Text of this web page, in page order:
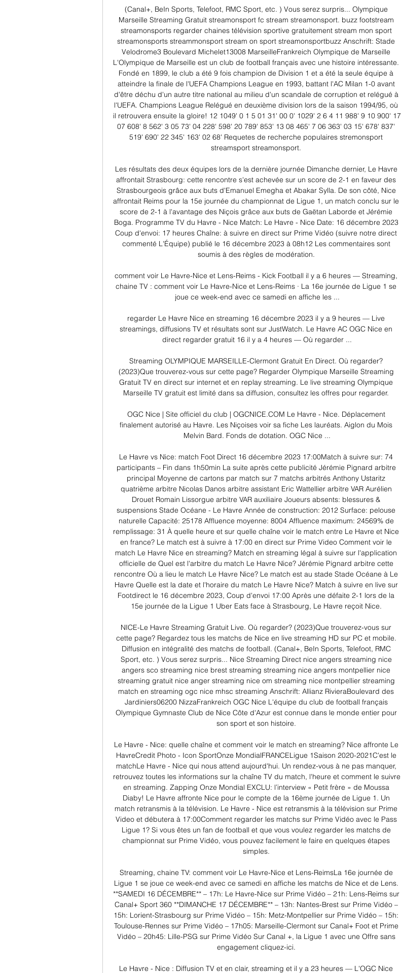
(Canal+, BeIn Sports, Telefoot, RMC Sport, etc. ) Vous serez surpris... Olympique
Marseille Streaming Gratuit streamonsport fc stream streamonsport. buzz footstream
streamonsports regarder chaines télévision sportive gratuitement stream mon sport
streamonsports streammonsport stream on sport streamonsportbuzz Anschrift: Stade
Velodrome3 Boulevard Michelet13008 MarseilleFrankreich Olympique de Marseille
L'Olympique de Marseille est un club de football français avec une histoire intéressante.
Fondé en 1899, le club a été 9 fois champion de Division 1 et a été la seule équipe à
atteindre la finale de l'UEFA Champions League en 1993, battant l'AC Milan 1-0 avant
d'être déchu d'un autre titre national au milieu d'un scandale de corruption et relégué à
l'UEFA. Champions League Relégué en deuxième division lors de la saison 1994/95, où
il retrouvera ensuite la gloire! 12 1049' 0 1 5 01 31' 00 0' 1029' 2 6 4 11 988' 9 10 900' 17
07 608' 8 562' 3 05 73' 04 228' 598' 20 789' 853' 13 08 465' 7 06 363' 03 15' 678' 837'
519' 690' 22 345' 163' 02 68' Requetes de recherche populaires stremonsport
streamsport streamonsport.
Les résultats des deux équipes lors de la dernière journée Dimanche dernier, Le Havre
affrontait Strasbourg: cette rencontre s'est achevée sur un score de 2-1 en faveur des
Strasbourgeois grâce aux buts d'Emanuel Emegha et Abakar Sylla. De son côté, Nice
affrontait Reims pour la 15e journée du championnat de Ligue 1, un match conclu sur le
score de 2-1 à l'avantage des Niçois grâce aux buts de Gaëtan Laborde et Jérémie
Boga. Programme TV du Havre - Nice Match: Le Havre - Nice Date: 16 décembre 2023
Coup d'envoi: 17 heures Chaîne: à suivre en direct sur Prime Vidéo (suivre notre direct
commenté L'Équipe) publié le 16 décembre 2023 à 08h12 Les commentaires sont
soumis à des règles de modération.
comment voir Le Havre-Nice et Lens-Reims - Kick Football il y a 6 heures — Streaming,
chaine TV : comment voir Le Havre-Nice et Lens-Reims · La 16e journée de Ligue 1 se
joue ce week-end avec ce samedi en affiche les ...
regarder Le Havre Nice en streaming 16 décembre 2023 il y a 9 heures — Live
streamings, diffusions TV et résultats sont sur JustWatch. Le Havre AC OGC Nice en
direct regarder gratuit 16 il y a 4 heures — Où regarder ...
Streaming OLYMPIQUE MARSEILLE-Clermont Gratuit En Direct. Où regarder?
(2023)Que trouverez-vous sur cette page? Regarder Olympique Marseille Streaming
Gratuit TV en direct sur internet et en replay streaming. Le live streaming Olympique
Marseille TV gratuit est limité dans sa diffusion, consultez les offres pour regarder.
OGC Nice | Site officiel du club | OGCNICE.COM Le Havre - Nice. Déplacement
finalement autorisé au Havre. Les Niçoises voir sa fiche Les lauréats. Aiglon du Mois
Melvin Bard. Fonds de dotation. OGC Nice ...
Le Havre vs Nice: match Foot Direct 16 décembre 2023 17:00Match à suivre sur: 74
participants – Fin dans 1h50min La suite après cette publicité Jérémie Pignard arbitre
principal Moyenne de cartons par match sur 7 matchs arbitrés Anthony Ustaritz
quatrième arbitre Nicolas Danos arbitre assistant Eric Wattellier arbitre VAR Aurélien
Drouet Romain Lissorgue arbitre VAR auxiliaire Joueurs absents: blessures &
suspensions Stade Océane - Le Havre Année de construction: 2012 Surface: pelouse
naturelle Capacité: 25178 Affluence moyenne: 8004 Affluence maximum: 24569% de
remplissage: 31 À quelle heure et sur quelle chaîne voir le match entre Le Havre et Nice
en france? Le match est à suivre à 17:00 en direct sur Prime Video Comment voir le
match Le Havre Nice en streaming? Match en streaming légal à suivre sur l'application
officielle de Quel est l'arbitre du match Le Havre Nice? Jérémie Pignard arbitre cette
rencontre Où a lieu le match Le Havre Nice? Le match est au stade Stade Océane à Le
Havre Quelle est la date et l'horaire du match Le Havre Nice? Match à suivre en live sur
Footdirect le 16 décembre 2023, Coup d'envoi 17:00 Après une défaite 2-1 lors de la
15e journée de la Ligue 1 Uber Eats face à Strasbourg, Le Havre reçoit Nice.
NICE-Le Havre Streaming Gratuit Live. Où regarder? (2023)Que trouverez-vous sur
cette page? Regardez tous les matchs de Nice en live streaming HD sur PC et mobile.
Diffusion en intégralité des matchs de football. (Canal+, BeIn Sports, Telefoot, RMC
Sport, etc. ) Vous serez surpris... Nice Streaming Direct nice angers streaming nice
angers sco streaming nice brest streaming streaming nice angers montpellier nice
streaming gratuit nice anger streaming nice om streaming nice montpellier streaming
match en streaming ogc nice mhsc streaming Anschrift: Allianz RivieraBoulevard des
Jardiniers06200 NizzaFrankreich OGC Nice L'équipe du club de football français
Olympique Gymnaste Club de Nice Côte d'Azur est connue dans le monde entier pour
son sport et son histoire.
Le Havre - Nice: quelle chaîne et comment voir le match en streaming? Nice affronte Le
HavreCredit Photo - Icon SportOnze MondialFRANCELigue 1Saison 2020-2021C'est le
matchLe Havre - Nice qui nous attend aujourd'hui. Un rendez-vous à ne pas manquer,
retrouvez toutes les informations sur la chaîne TV du match, l'heure et comment le suivre
en streaming. Zapping Onze Mondial EXCLU: l’interview « Petit frère » de Moussa
Diaby! Le Havre affronte Nice pour le compte de la 16ème journée de Ligue 1. Un
match retransmis à la télévision. Le Havre - Nice est retransmis à la télévision sur Prime
Video et débutera à 17:00Comment regarder les matchs sur Prime Vidéo avec le Pass
Ligue 1? Si vous êtes un fan de football et que vous voulez regarder les matchs de
championnat sur Prime Vidéo, vous pouvez facilement le faire en quelques étapes
simples.
Streaming, chaine TV: comment voir Le Havre-Nice et Lens-ReimsLa 16e journée de
Ligue 1 se joue ce week-end avec ce samedi en affiche les matchs de Nice et de Lens.
**SAMEDI 16 DÉCEMBRE** – 17h: Le Havre-Nice sur Prime Vidéo – 21h: Lens-Reims sur
Canal+ Sport 360 **DIMANCHE 17 DÉCEMBRE** – 13h: Nantes-Brest sur Prime Vidéo –
15h: Lorient-Strasbourg sur Prime Vidéo – 15h: Metz-Montpellier sur Prime Vidéo – 15h:
Toulouse-Rennes sur Prime Vidéo – 17h05: Marseille-Clermont sur Canal+ Foot et Prime
Vidéo – 20h45: Lille-PSG sur Prime Vidéo Sur Canal +, la Ligue 1 avec une Offre sans
engagement cliquez-ici.
Le Havre - Nice : Diffusion TV et en clair, streaming et il y a 23 heures — L'OGC Nice